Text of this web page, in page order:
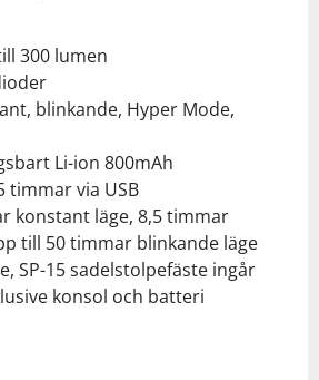
300 lumen
blinkande, Hyper Mode,
Li-ion 800mAh
timmar via USB
konstant läge, 8,5 timmar
till 50 timmar blinkande läge
SP-15 sadelstolpefäste ingår
konsol och batteri